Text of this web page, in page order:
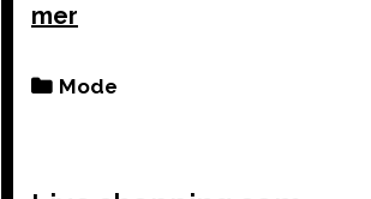
Categories
Mode